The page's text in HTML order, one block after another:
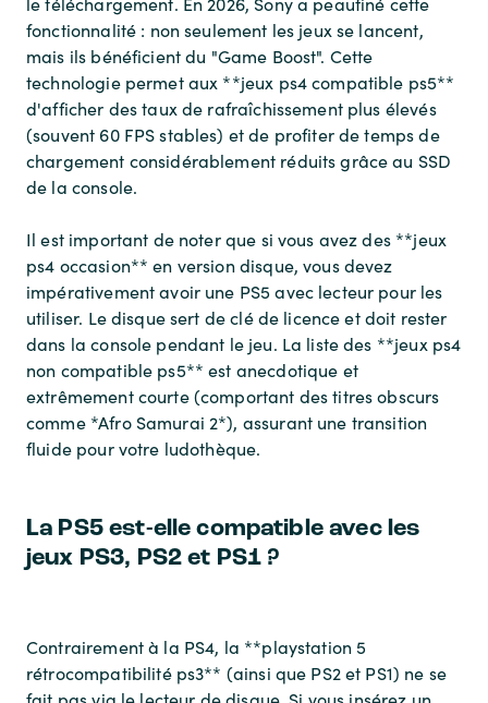
fonctionnalité : non seulement les jeux se lancent,
mais ils bénéficient du "Game Boost". Cette
technologie permet aux **jeux ps4 compatible ps5**
d'afficher des taux de rafraîchissement plus élevés
(souvent 60 FPS stables) et de profiter de temps de
chargement considérablement réduits grâce au SSD
de la console.
Il est important de noter que si vous avez des **jeux
ps4 occasion** en version disque, vous devez
impérativement avoir une PS5 avec lecteur pour les
utiliser. Le disque sert de clé de licence et doit rester
dans la console pendant le jeu. La liste des **jeux ps4
non compatible ps5** est anecdotique et
extrêmement courte (comportant des titres obscurs
comme *Afro Samurai 2*), assurant une transition
fluide pour votre ludothèque.
La PS5 est-elle compatible avec les
jeux PS3, PS2 et PS1 ?
Contrairement à la PS4, la **playstation 5
rétrocompatibilité ps3** (ainsi que PS2 et PS1) ne se